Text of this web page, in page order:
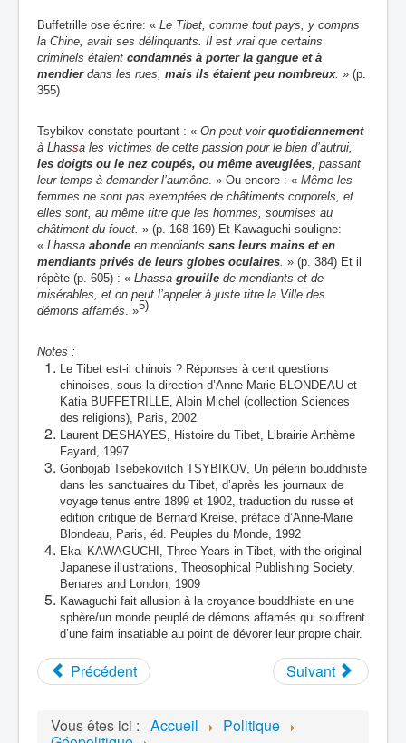
Buffetrille ose écrire: « Le Tibet, comme tout pays, y compris
la Chine, avait ses délinquants. Il est vrai que certains
criminels étaient condamnés à porter la gangue et à
mendierdans les rues, mais ils étaient peu nombreux. » (p.
355)
Tsybikov constate pourtant : « On peut voirquotidiennement
à Lhassa les victimes de cette passion pour le bien d’autrui,
les doigts ou le nez coupés, ou même aveuglées, passant
leur temps à demander l’aumône. » Ou encore : « Même les
femmes ne sont pas exemptées de châtiments corporels, et
elles sont, au même titre que les hommes, soumises au
châtiment du fouet. » (p. 168-169) Et Kawaguchi souligne:
« Lhassa abonde en mendiants sans leurs mains et en
mendiants privés de leurs globes oculaires. » (p. 384) Et il
répète (p. 605) : « Lhassa grouille de mendiants et de
misérables, et on peut l’appeler à juste titre la Ville des
démons affamés. »5)
Notes :
Le Tibet est-il chinois ? Réponses à cent questions
chinoises, sous la direction d’Anne-Marie BLONDEAU et
Katia BUFFETRILLE, Albin Michel (collection Sciences
des religions), Paris, 2002
Laurent DESHAYES, Histoire du Tibet, Librairie Arthème
Fayard, 1997
Gonbojab Tsebekovitch TSYBIKOV, Un pèlerin bouddhiste
dans les sanctuaires du Tibet, d’après les journaux de
voyage tenus entre 1899 et 1902, traduction du russe et
édition critique de Bernard Kreise, préface d’Anne-Marie
Blondeau, Paris, éd. Peuples du Monde, 1992
Ekai KAWAGUCHI, Three Years in Tibet, with the original
Japanese illustrations, Theosophical Publishing Society,
Benares and London, 1909
Kawaguchi fait allusion à la croyance bouddhiste en une
sphère/un monde peuplé de démons affamés qui souffrent
d’une faim insatiable au point de dévorer leur propre chair.
Précédent Suivant
Vous êtes ici : Accueil Politique